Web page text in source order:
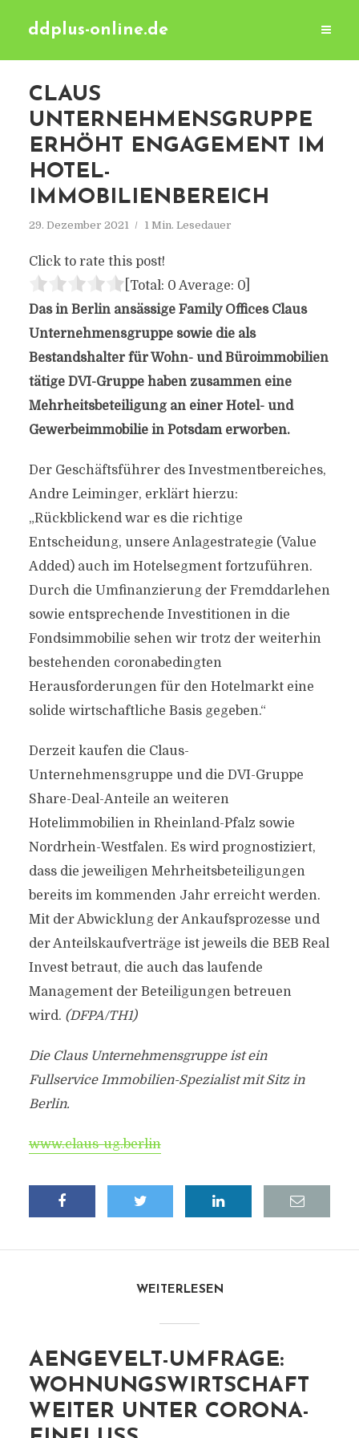
ddplus-online.de
CLAUS
UNTERNEHMENSGRUPPE
ERHÖHT ENGAGEMENT IM
HOTEL-
IMMOBILIENBEREICH
29. Dezember 2021 1 Min. Lesedauer
Click to rate this post!
[Total: 0 Average: 0]
Das in Berlin ansässige Family Offices Claus
Unternehmensgruppe sowie die als
Bestandshalter für Wohn- und Büroimmobilien
tätige DVI-Gruppe haben zusammen eine
Mehrheitsbeteiligung an einer Hotel- und
Gewerbeimmobilie in Potsdam erworben.
Der Geschäftsführer des Investmentbereiches,
Andre Leiminger, erklärt hierzu:
„Rückblickend war es die richtige
Entscheidung, unsere Anlagestrategie (Value
Added) auch im Hotelsegment fortzuführen.
Durch die Umfinanzierung der Fremddarlehen
sowie entsprechende Investitionen in die
Fondsimmobilie sehen wir trotz der weiterhin
bestehenden coronabedingten
Herausforderungen für den Hotelmarkt eine
solide wirtschaftliche Basis gegeben.“
Derzeit kaufen die Claus-
Unternehmensgruppe und die DVI-Gruppe
Share-Deal-Anteile an weiteren
Hotelimmobilien in Rheinland-Pfalz sowie
Nordrhein-Westfalen. Es wird prognostiziert,
dass die jeweiligen Mehrheitsbeteiligungen
bereits im kommenden Jahr erreicht werden.
Mit der Abwicklung der Ankaufsprozesse und
der Anteilskaufverträge ist jeweils die BEB Real
Invest betraut, die auch das laufende
Management der Beteiligungen betreuen
wird. (DFPA/TH1)
Die Claus Unternehmensgruppe ist ein
Fullservice Immobilien-Spezialist mit Sitz in
Berlin.
www.claus-ug.berlin
WEITERLESEN
AENGEVELT-UMFRAGE:
WOHNUNGSWIRTSCHAFT
WEITER UNTER CORONA-